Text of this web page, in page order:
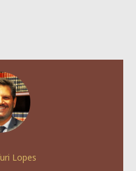
Lopes